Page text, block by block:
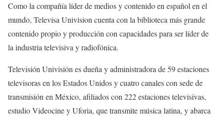
Como la compañía líder de medios y contenido en español en el
mundo, Televisa Univision cuenta con la biblioteca más grande
contenido propio y producción con capacidades para ser líder de
la industria televisiva y radiofónica.
Televisión Univisión es dueña y administradora de 59 estaciones
televisoras en los Estados Unidos y cuatro canales con sede de
transmisión en México, afiliados con 222 estaciones televisivas,
estudio Videocine y Uforia, que transmite música latina, y abarca